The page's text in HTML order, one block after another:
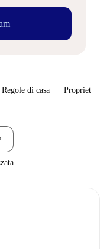
Regole di casa